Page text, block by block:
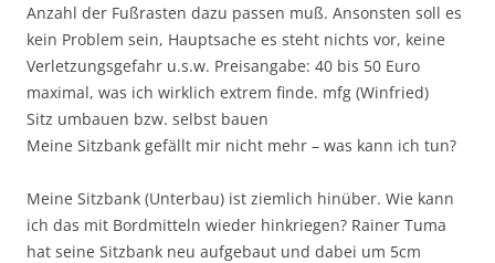
Anzahl der Fußrasten dazu passen muß. Ansonsten soll es
kein Problem sein, Hauptsache es steht nichts vor, keine
Verletzungsgefahr u.s.w. Preisangabe: 40 bis 50 Euro
maximal, was ich wirklich extrem finde. mfg (Winfried)
Sitz umbauen bzw. selbst bauen
Meine Sitzbank gefällt mir nicht mehr – was kann ich tun?
Meine Sitzbank (Unterbau) ist ziemlich hinüber. Wie kann
ich das mit Bordmitteln wieder hinkriegen? Rainer Tuma
hat seine Sitzbank neu aufgebaut und dabei um 5cm